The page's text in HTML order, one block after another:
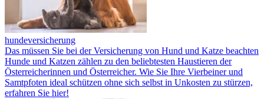
hundeversicherung
Das müssen Sie bei der Versicherung von Hund und Katze beachten
Hunde und Katzen zählen zu den beliebtesten Haustieren der
Österreicherinnen und Österreicher. Wie Sie Ihre Vierbeiner und
Samtpfoten ideal schützen ohne sich selbst in Unkosten zu stürzen,
erfahren Sie hier!